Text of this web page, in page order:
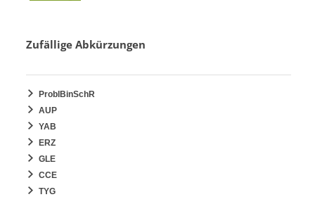
Zufällige Abkürzungen
ProblBinSchR
AUP
YAB
ERZ
GLE
CCE
TYG